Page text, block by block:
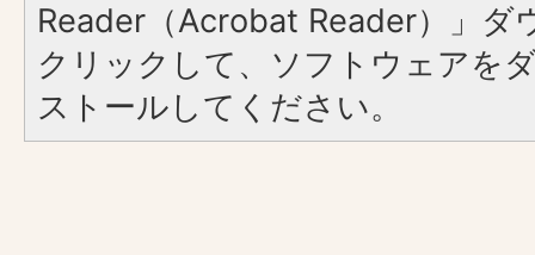
Reader（Acrobat Reader）」ダ
クリックして、ソフトウェアを
ストールしてください。